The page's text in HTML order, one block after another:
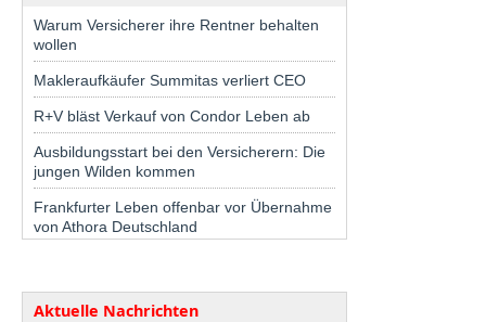
Warum Versicherer ihre Rentner behalten
wollen
Makleraufkäufer Summitas verliert CEO
R+V bläst Verkauf von Condor Leben ab
Ausbildungsstart bei den Versicherern: Die
jungen Wilden kommen
Frankfurter Leben offenbar vor Übernahme
von Athora Deutschland
Aktuelle Nachrichten